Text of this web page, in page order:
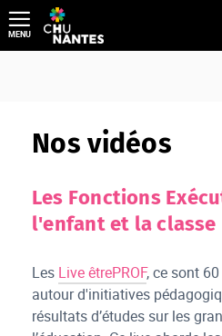
Aller
au
contenu
MENU
Nos vidéos
Les Fonctions
l'enfant et la classe
Les Live êtrePROF, ce sont
autour d'initiatives
résultats d’études sur les